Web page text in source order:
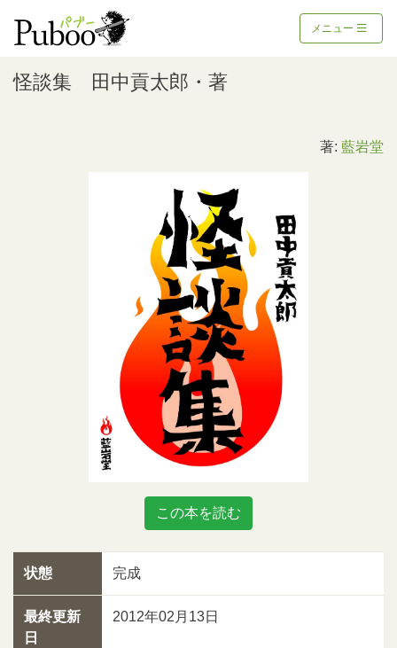
メニュー
怪談集 田中貢太郎・著
著: 藍岩堂
この本を読む
状態 完成
最終更新
日
2012年02月13日